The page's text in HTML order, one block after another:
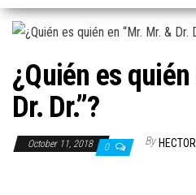
¿Quién es
Dr. Dr.”?
October 11, 2018 0 By